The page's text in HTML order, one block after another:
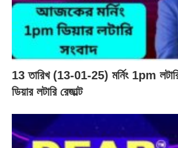
13 তারিখ (13-01-25) মর্নিং 1pm
ডিয়ার লটারি রেজাল্ট